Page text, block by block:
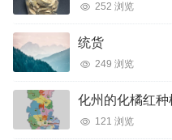
252 浏览
统货
249 浏览
化州的化橘红种
121 浏览